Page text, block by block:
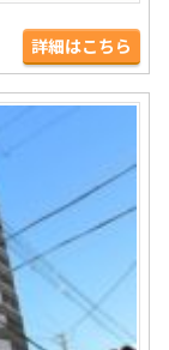
詳細はこちら